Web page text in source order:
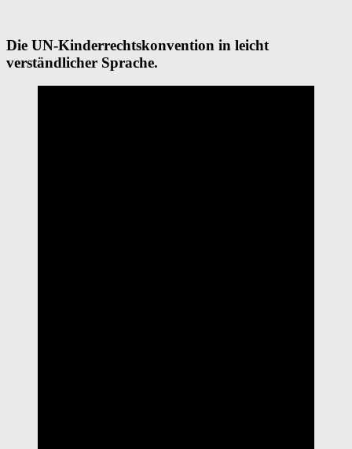
Die UN-Kinderrechtskonvention in leicht
verständlicher Sprache.